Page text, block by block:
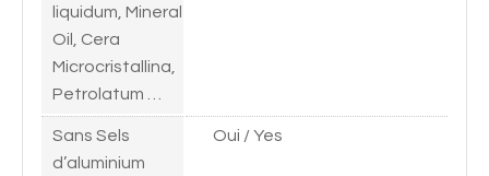
liquidum, Mineral
Oil, Cera
Microcristallina,
Petrolatum …
Sans Sels
d’aluminium
Oui / Yes